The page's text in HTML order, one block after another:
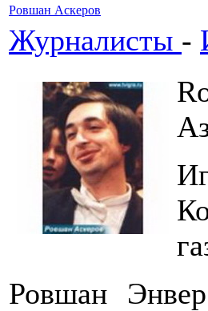
Ровшан Аскеров
Журналисты -
Ровшан